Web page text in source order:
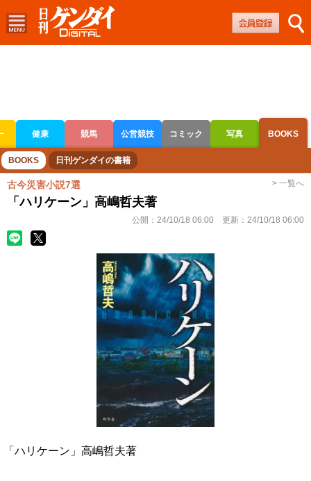
健康 競馬 公営競技 コミック 写真 BOOKS
ボートレース 競輪 オートレース
BOOKS 日刊ゲンダイの書籍
古今災害小説7選 > 一覧へ
「ハリケーン」高嶋哲夫著
公開： 24/10/18 06:00 更新： 24/10/18 06:00
「ハリケーン」高嶋哲夫著